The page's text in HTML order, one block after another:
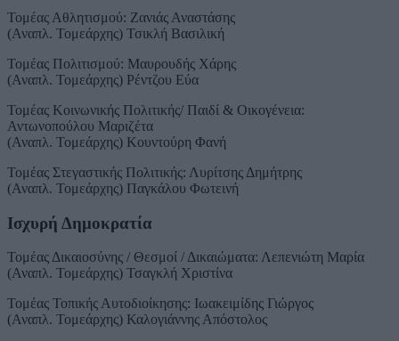
Τομέας Αθλητισμού: Ζανιάς Αναστάσης
(Αναπλ. Τομεάρχης) Τσικλή Βασιλική
Τομέας Πολιτισμού: Μαυρουδής Χάρης
(Αναπλ. Τομεάρχης) Ρέντζου Εύα
Τομέας Κοινωνικής Πολιτικής/ Παιδί & Οικογένεια:
Αντωνοπούλου Μαριζέτα
(Αναπλ. Τομεάρχης) Κουντούρη Φανή
Τομέας Στεγαστικής Πολιτικής: Λυρίτσης Δημήτρης
(Αναπλ. Τομεάρχης) Παγκάλου Φωτεινή
Ισχυρή Δημοκρατία
Τομέας Δικαιοσύνης / Θεσμοί / Δικαιώματα: Λεπενιώτη Μαρία
(Αναπλ. Τομεάρχης) Τσαγκλή Χριστίνα
Τομέας Τοπικής Αυτοδιοίκησης: Ιωακειμίδης Γιώργος
(Αναπλ. Τομεάρχης) Καλογιάννης Απόστολος